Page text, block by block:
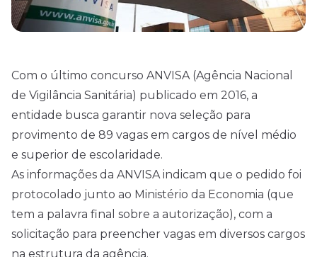
Com o último concurso ANVISA (Agência Nacional
de Vigilância Sanitária) publicado em 2016, a
entidade busca garantir nova seleção para
provimento de 89 vagas em cargos de nível médio
e superior de escolaridade.
As informações da ANVISA indicam que o pedido foi
protocolado junto ao Ministério da Economia (que
tem a palavra final sobre a autorização), com a
solicitação para preencher vagas em diversos cargos
na estrutura da agência.